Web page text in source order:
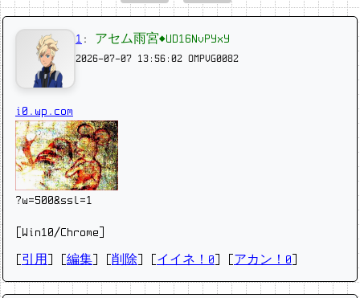
1 : アセム雨宮◆UD16NvPYxY
2026-07-07 13:56:02 OMPVG0082
i0.wp.com
?w=500&ssl=1
[Win10/Chrome]
[引用 ] [編集] [削除] [イイネ！0] [アカン！0]